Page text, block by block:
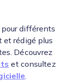
différents
et rédigé plus
Découvrez
et consultez